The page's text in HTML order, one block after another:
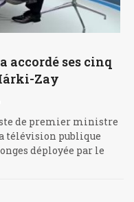
accordé ses cinq
Zay
de premier ministre
télévision publique
déployée par le